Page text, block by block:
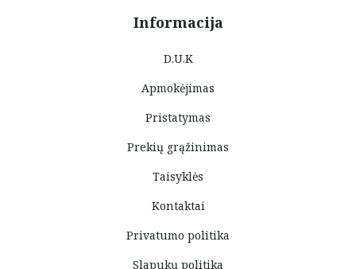
Informacija
D.U.K
Apmokėjimas
Pristatymas
Prekių grąžinimas
Taisyklės
Kontaktai
Privatumo politika
Slapukų politika